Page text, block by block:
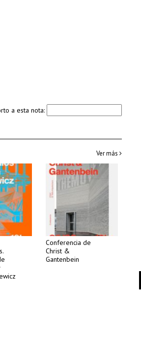
a esta nota:
Ver más
Conferencia de
Christ &
Gantenbein